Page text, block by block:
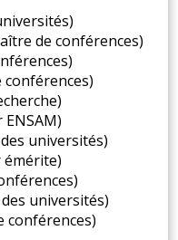
de conférences)
universités)
universités)
conférences)